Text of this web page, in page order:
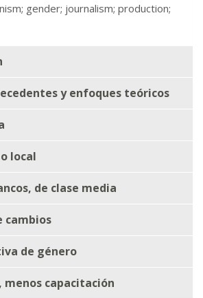
gender; journalism; production;
y enfoques teóricos
local
de clase media
cambios
de género
menos capacitación